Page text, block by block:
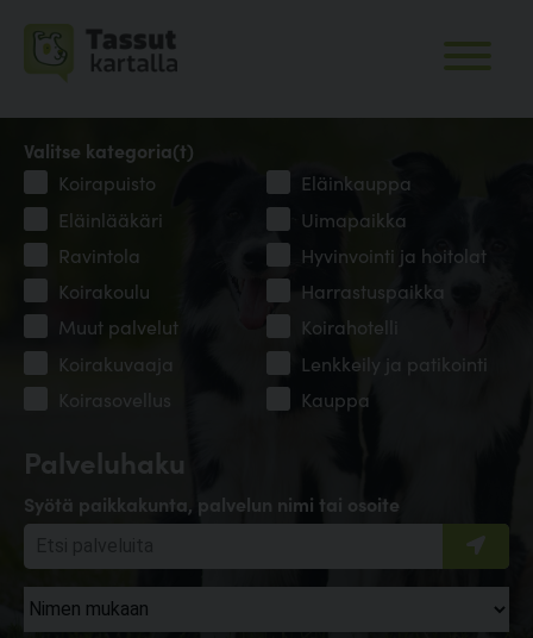
Palveluhaku
Syötä paikkakunta, palvelun nimi tai osoite
Valitse kategoria(t)
Koirapuisto
Eläinkauppa
Eläinlääkäri
Uimapaikka
Ravintola
Hyvinvointi ja hoitolat
Koirakoulu
Harrastuspaikka
Muut palvelut
Koirahotelli
Koirakuvaaja
Lenkkeily ja patikointi
Koirasovellus
Kauppa